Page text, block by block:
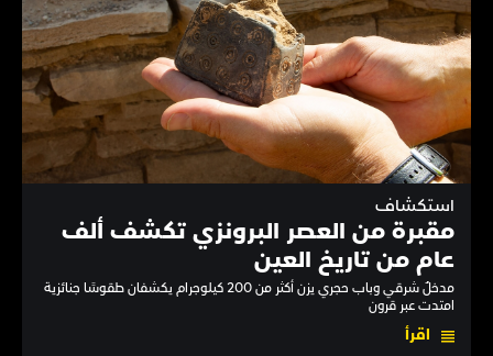
استكشاف
مقبرة من العصر البرونزي تكشف ألف
عام من تاريخ العين
مدخلٌ شرقي وباب حجري يزن أكثر من 200 كيلوجرام يكشفان طقوسًا جنائزية
امتدت عبر قرون
اقرأ